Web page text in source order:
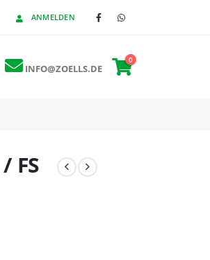
ANMELDEN
INFO@ZOELLS.DE
0
FS